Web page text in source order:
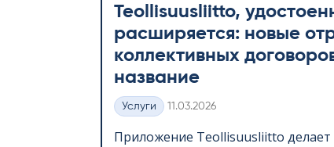
Teol­li­suus­liitto,
расширяется: новые
коллективных
название
Категории
Услуги Kirjoitettu
11.03.2026
Приложение Teol­li­suus­liitto